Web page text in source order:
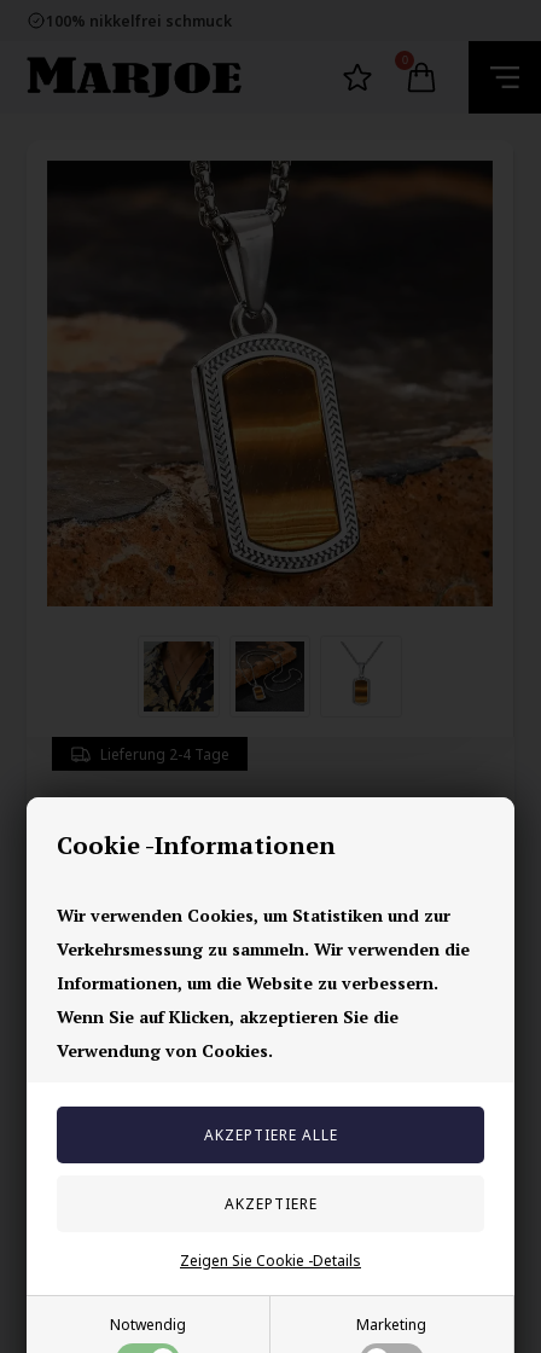
Cookie -Informationen
Wir verwenden Cookies, um Statistiken und zur
Verkehrsmessung zu sammeln. Wir verwenden die
Informationen, um die Website zu verbessern.
Wenn Sie auf Klicken, akzeptieren Sie die
Verwendung von Cookies.
Notwendig Marketing
Zeigen Sie Cookie -Details
100% nikkelfrei schmuck
60 Tage Rückgabe
E-mark webshop
100% nikkelfrei schmuck
0
Lieferung 2-4 Tage
Tiger Eye Stein.
50,00EUR
Ein elegantes Herrenschmuckstück mit einem goldbraunen
Tiger Eye Stein, der das Licht mit seinem natürlichen Glanz
Das Schmuckstück symbolisiert Stärke, Fokus und
Selbstsicherheit – perfekte Werte für den modernen Mann.
aus Edelstahl verleiht einen maskulinen, aber raffinierten
Maße: 1,5 x 2,7 cm